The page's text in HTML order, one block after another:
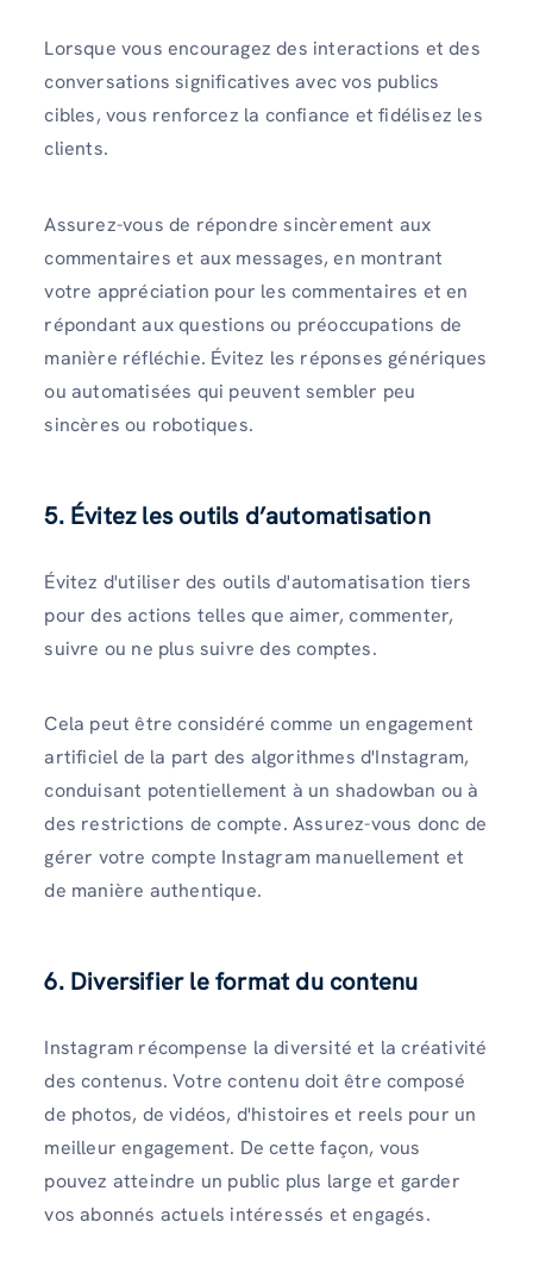
Lorsque vous encouragez des interactions et des
conversations significatives avec vos publics
cibles, vous renforcez la confiance et fidélisez les
clients.
Assurez-vous de répondre sincèrement aux
commentaires et aux messages, en montrant
votre appréciation pour les commentaires et en
répondant aux questions ou préoccupations de
manière réfléchie. Évitez les réponses génériques
ou automatisées qui peuvent sembler peu
sincères ou robotiques.
5. Évitez les outils d’automatisation
Évitez d'utiliser des outils d'automatisation tiers
pour des actions telles que aimer, commenter,
suivre ou ne plus suivre des comptes.
Cela peut être considéré comme un engagement
artificiel de la part des algorithmes d'Instagram,
conduisant potentiellement à un shadowban ou à
des restrictions de compte. Assurez-vous donc de
gérer votre compte Instagram manuellement et
de manière authentique.
6. Diversifier le format du contenu
Instagram récompense la diversité et la créativité
des contenus. Votre contenu doit être composé
de photos, de vidéos, d'histoires et reels pour un
meilleur engagement. De cette façon, vous
pouvez atteindre un public plus large et garder
vos abonnés actuels intéressés et engagés.